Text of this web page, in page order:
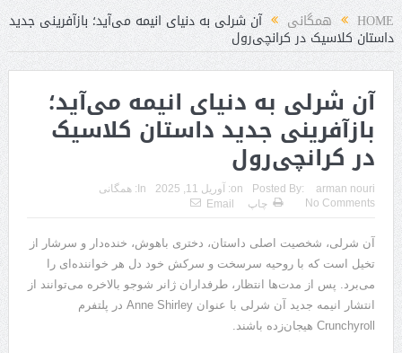
HOME همگانی آن شرلی به دنیای انیمه می‌آید؛ بازآفرینی جدید
داستان کلاسیک در کرانچی‌رول
آن شرلی به دنیای انیمه می‌آید؛
بازآفرینی جدید داستان کلاسیک
در کرانچی‌رول
Posted By: arman nouri
on: آوریل 11, 2025 In: همگانی
No Comments
چاپ Email
آن شرلی، شخصیت اصلی داستان، دختری باهوش، خنده‌دار و سرشار از
تخیل است که با روحیه سرسخت و سرکش خود دل هر خواننده‌ای را
می‌برد. پس از مدت‌ها انتظار، طرفداران ژانر شوجو بالاخره می‌توانند از
انتشار انیمه جدید آن شرلی با عنوان Anne Shirley در پلتفرم
Crunchyroll هیجان‌زده باشند.